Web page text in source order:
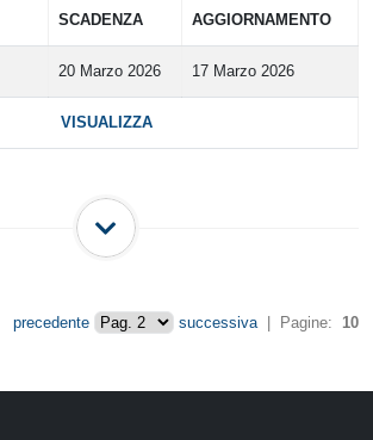
SCADENZA
AGGIORNAMENTO
20 Marzo 2026 17 Marzo 2026
VISUALIZZA
precedente successiva | Pagine: 10